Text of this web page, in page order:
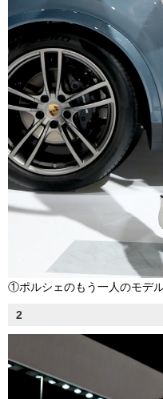
①ポルシェのもう一人のモデ
2